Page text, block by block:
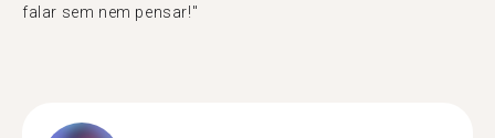
falar sem nem pensar!"